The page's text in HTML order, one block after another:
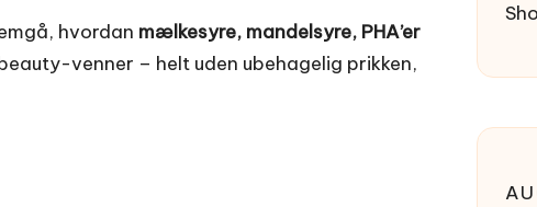
hvordan mælkesyre, mandelsyre, PHA’er
venner – helt uden ubehagelig prikken,